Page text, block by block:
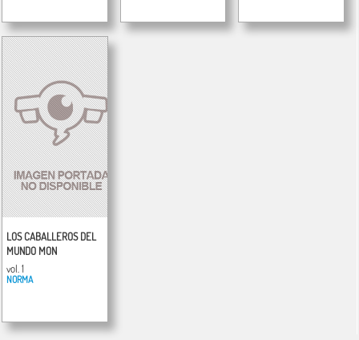
LOS CABALLEROS DEL
MUNDO MON
vol. 1
NORMA